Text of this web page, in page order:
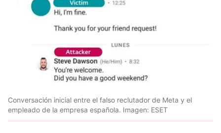
Conversación inicial entre el falso reclutador de Meta y el
empleado de la empresa española. Imagen: ESET